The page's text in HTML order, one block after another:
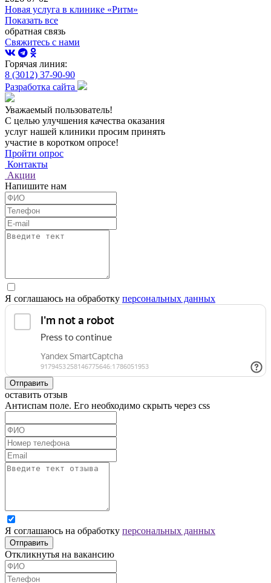
Новая услуга в клинике «Ритм»
Показать все
обратная связь
Свяжитесь с нами
Горячая линия:
8 (3012) 37-90-90
Разработка сайта
Уважаемый пользователь!
С целью улучшения качества оказания
услуг нашей клиники просим принять
участие в коротком опросе!
Пройти опрос
Контакты
Акции
Напишите нам
Я соглашаюсь на обработку персональных данных
Отправить
оставить отзыв
Антиспам поле. Его необходимо скрыть через css
Я соглашаюсь на обработку персональных данных
Отправить
Откликнутья на вакансию